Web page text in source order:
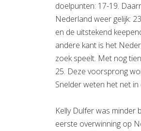
doelpunten: 17-19.
Nederland weer gelijk:
en de uitstekend
andere kant is het
zoek speelt. Met nog
25. Deze voorsprong
Snelder weten het net
Kelly Dulfer was minder
eerste overwinning op